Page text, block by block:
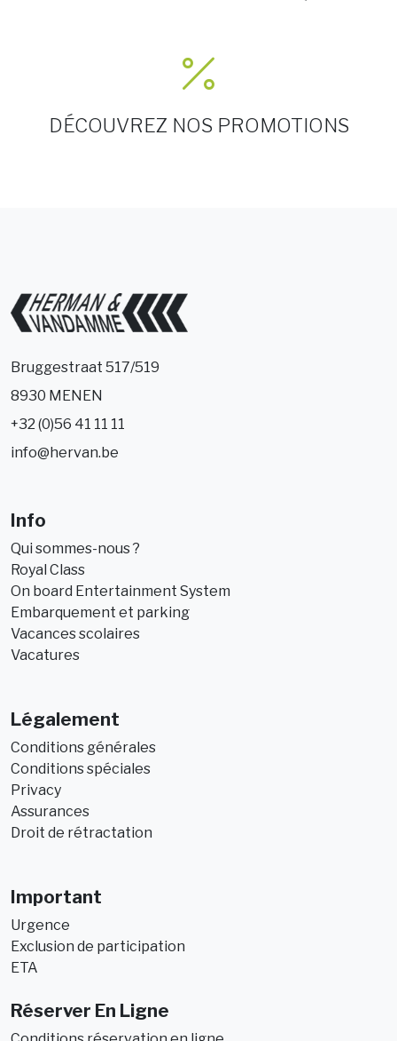
DÉCOUVREZ NOS PROMOTIONS
Bruggestraat 517/519
8930 MENEN
+32 (0)56 41 11 11
info@hervan.be
Info
Qui sommes-nous ?
Royal Class
On board Entertainment System
Embarquement et parking
Vacances scolaires
Vacatures
Légalement
Conditions générales
Conditions spéciales
Privacy
Assurances
Droit de rétractation
Important
Urgence
Exclusion de participation
ETA
Réserver En Ligne